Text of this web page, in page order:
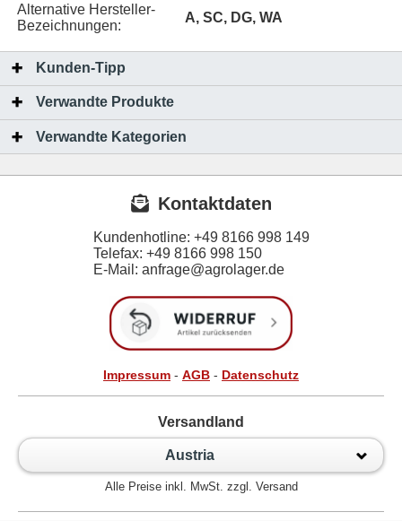
Alternative Hersteller-
Bezeichnungen:
A, SC, DG, WA
Kunden-Tipp
Verwandte Produkte
Verwandte Kategorien
Kontaktdaten
Kundenhotline: +49 8166 998 149
Telefax: +49 8166 998 150
E-Mail: anfrage@agrolager.de
Impressum - AGB - Datenschutz
Versandland
Austria
Alle Preise inkl. MwSt. zzgl. Versand